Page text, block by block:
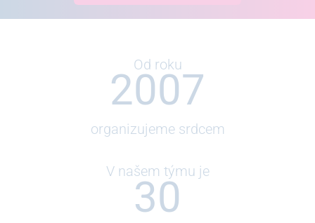
Od roku
organizujeme srdcem
2007
V našem týmu je
30